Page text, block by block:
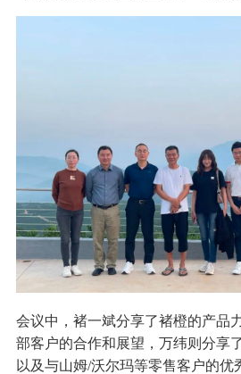
会议中，褚一斌分享了褚橙的产品
部客户的合作和展望，万纬则分享
以及与山姆/沃尔玛等零售客户的优